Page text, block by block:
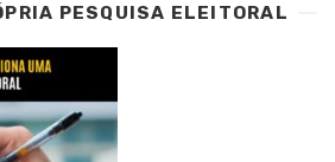
PESQUISA ELEITORAL